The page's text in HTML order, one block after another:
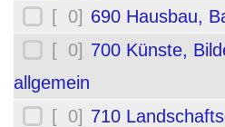
[ 0] 690 Hausbau,
[ 0] 700 Künste,
allgemein
[ 0] 710